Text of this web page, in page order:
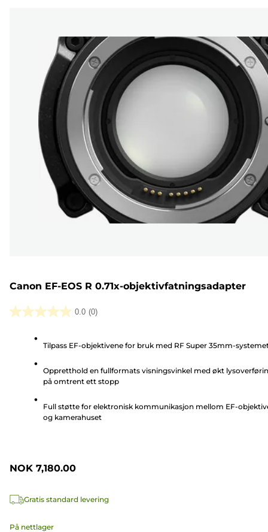
Canon EF-EOS R 0.71x-objektivfatningsadapter
0.0 (0)
0.0
stjerner.
Tilpass EF-objektivene for bruk med RF Super 35mm-
Oppretthold en fullformats visningsvinkel med økt
på omtrent ett stopp
Full støtte for elektronisk kommunikasjon mellom EF-
og kamerahuset
NOK 7,180.00
Gratis standard levering
På nettlager